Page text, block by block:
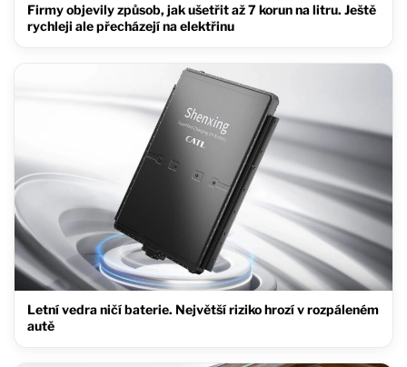
Firmy objevily způsob, jak ušetřit až 7 korun na litru. Ještě
rychleji ale přecházejí na elektřinu
Letní vedra ničí baterie. Největší riziko hrozí v rozpáleném
autě